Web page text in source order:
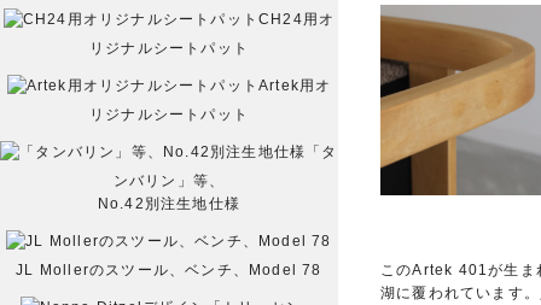
このArtek 401が生ま
湖に覆われています
CH24用オ
リジナルシートパット
Artek用オ
リジナルシートパット
「タ
ンバリン」等、
No.42別注生地仕様
JL Mollerのスツール、ベンチ、Model 78